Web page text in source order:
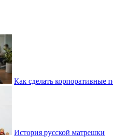
Как сделать корпоративные
История русской матрешки